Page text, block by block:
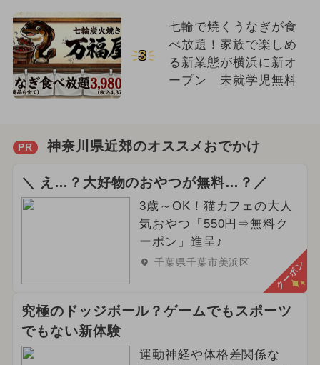
3
七輪で焼くうなぎが食
べ放題！家族で楽しめ
る新業態が横浜に新オ
ープン 未就学児無料
PR 神奈川県近郊のオススメおでかけ
＼ え…？大好物のおやつが無料…？／
3歳～OK！猫カフェの大人
気おやつ「550円⇒無料ク
ーポン」進呈♪
千葉県千葉市美浜区 クーポン
究極のドッジボール？ゲームでもスポーツ
でもない新体験
運動神経や体格差関係な